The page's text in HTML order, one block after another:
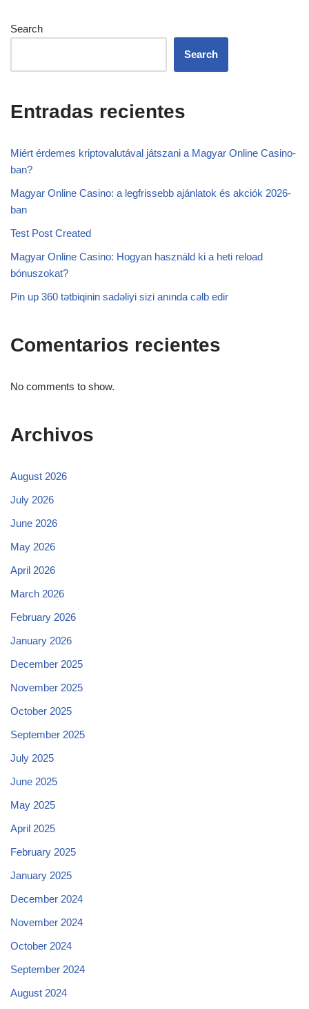
Search
Search
Entradas recientes
Miért érdemes kriptovalutával játszani a Magyar Online Casino-
ban?
Magyar Online Casino: a legfrissebb ajánlatok és akciók 2026-
ban
Test Post Created
Magyar Online Casino: Hogyan használd ki a heti reload
bónuszokat?
Pin up 360 tətbiqinin sadəliyi sizi anında cəlb edir
Comentarios recientes
No comments to show.
Archivos
August 2026
July 2026
June 2026
May 2026
April 2026
March 2026
February 2026
January 2026
December 2025
November 2025
October 2025
September 2025
July 2025
June 2025
May 2025
April 2025
February 2025
January 2025
December 2024
November 2024
October 2024
September 2024
August 2024